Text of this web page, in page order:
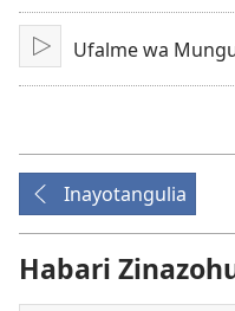
ChezaUfalme wa
Inayotangulia
Habari